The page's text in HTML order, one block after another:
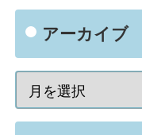
アーカイブ